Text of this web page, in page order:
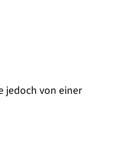
jedoch von einer